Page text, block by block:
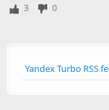
3 0
Yandex Turbo RSS